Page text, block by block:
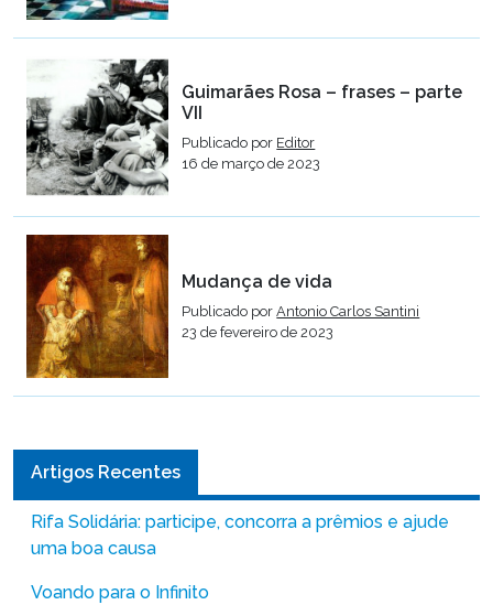
Guimarães Rosa – frases – parte
VII
Publicado por Editor
16 de março de 2023
Mudança de vida
Publicado porAntonio Carlos Santini
23 de fevereiro de 2023
Artigos Recentes
Rifa Solidária: participe, concorra a prêmios e ajude
uma boa causa
Voando para o Infinito